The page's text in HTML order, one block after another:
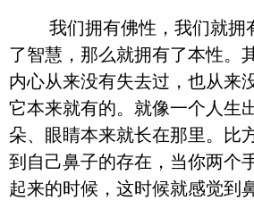
我们拥有佛性，我们就拥
了智慧，那么就拥有了本性。
内心从来没有失去过，也从来
它本来就有的。就像一个人生
朵、眼睛本来就长在那里。比
到自己鼻子的存在，当你两个
起来的时候，这时候就感觉到